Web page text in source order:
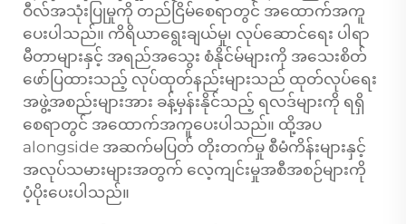
ဝီလ်အသုံးပြုမှုကို တည်ငြိမ်စေရာတွင် အထောက်အကူ
ပေးပါသည်။ ကိရိယာရွေးချယ်မှု၊ လုပ်ဆောင်ရေး ပါရာ
မီတာများနှင့် အရည်အသွေး စံနိုင်မ်များကို အသေးစိတ်
ဖော်ပြထားသည့် လုပ်ထုတ်နည်းများသည် ထုတ်လုပ်ရေး
အဖွဲ့အစည်းများအား ခန့်မှန်းနိုင်သည့် ရလဒ်များကို ရရှိ
စေရာတွင် အထောက်အကူပေးပါသည်။ ထို့အပ
alongside အဆက်မပြတ် တိုးတက်မှု စီမံကိန်းများနှင့်
အလုပ်သမားများအတွက် လေ့ကျင်းမှုအစီအစဉ်များကို
ပံ့ပိုးပေးပါသည်။